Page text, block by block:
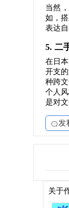
当然
如，
表达
5. 二
在日
开支
种跨
个人
是对
发
关于